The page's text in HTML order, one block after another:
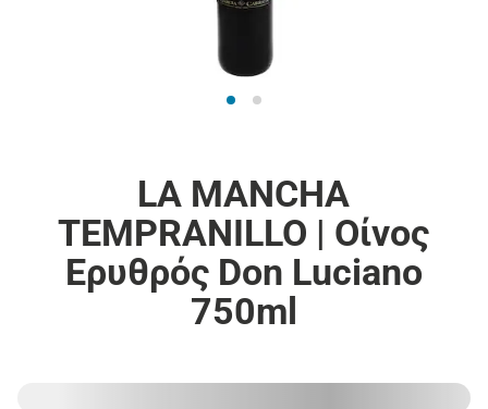
LA MANCHA
TEMPRANILLO | Οίνος
Ερυθρός Don Luciano
750ml